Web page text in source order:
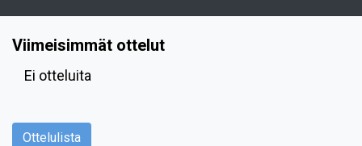
Viimeisimmät ottelut
Ei otteluita
Ottelulista